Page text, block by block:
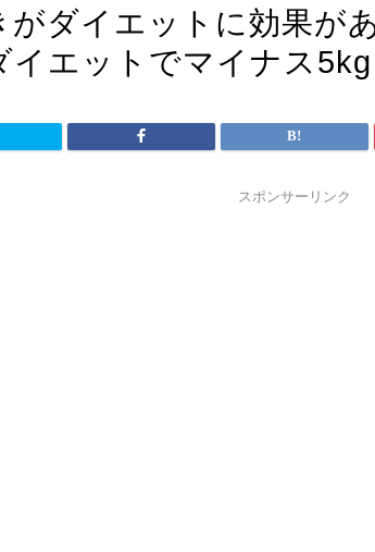
がダイエットに効果が
イエットでマイナス5kg
スポンサーリンク